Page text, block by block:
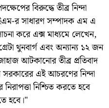
বিরুদ্ধে তীব্র নিন্দা
র সাধারণ সম্পাদক এম এ
করে এক্স মাধ্যমে লেখেন,
থুনবার্গ এবং অন্যান্য ১২ জন
আটকানোর তীব্র প্রতিবাদ
এই আচরণের নিন্দা
নিশ্চিত করতে হবে
হবে।"